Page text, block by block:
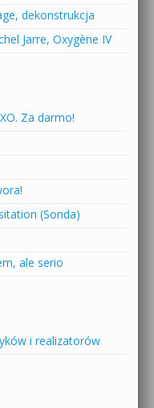
dekonstrukcja
Jarre, Oxygène IV
Za darmo!
(Sonda)
ale serio
i realizatorów